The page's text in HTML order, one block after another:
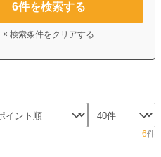
6件を検索する
× 検索条件をクリアする
6件